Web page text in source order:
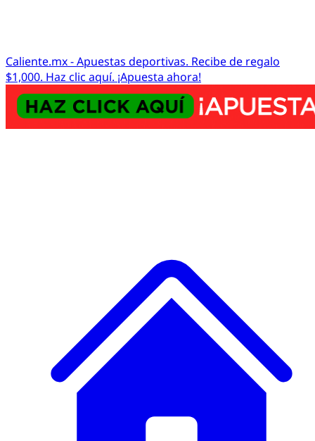
Caliente.mx - Apuestas deportivas. Recibe de regalo
$1,000. Haz clic aquí. ¡Apuesta ahora!